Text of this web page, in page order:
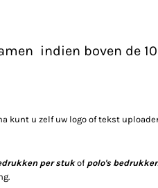
indien boven de
kunt u zelf uw logo of tekst
per stukof polo's